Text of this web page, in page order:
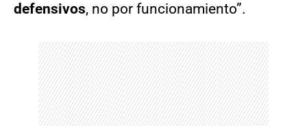
defensivos, no por funcionamiento”.